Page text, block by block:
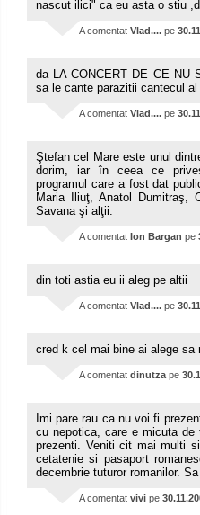
nascut ilici" ca eu asta o stiu
A comentat Vlad.... pe
da LA CONCERT DE CE NU
sa le cante parazitii cantecul
A comentat Vlad.... pe
Ştefan cel Mare este unul
dorim, iar în ceea ce
programul care a fost dat
Maria Iliuţ, Anatol Dumitraş,
Savana şi alţii.
A comentat Ion Bargan pe
din toti astia eu ii aleg pe altii
A comentat Vlad.... pe
cred k cel mai bine ai alege
A comentat dinutza pe
Imi pare rau ca nu voi fi
cu nepotica, care e micuta
prezenti. Veniti cit mai multi
cetatenie si pasaport
decembrie tuturor romanilor.
A comentat vivi pe